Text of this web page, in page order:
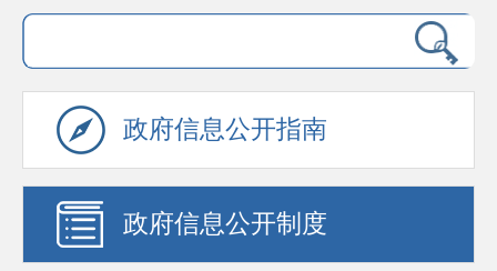
政府信息公开指南
政府信息公开制度